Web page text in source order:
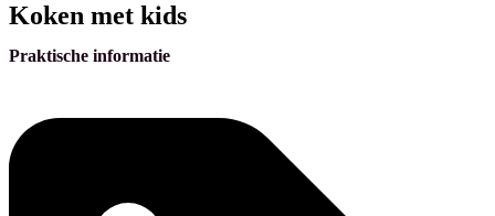
Koken met kids
Praktische informatie